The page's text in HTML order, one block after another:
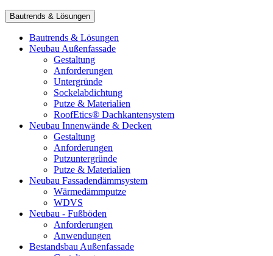
Bautrends & Lösungen
Bautrends & Lösungen
Neubau Außenfassade
Gestaltung
Anforderungen
Untergründe
Sockelabdichtung
Putze & Materialien
RoofEtics® Dachkantensystem
Neubau Innenwände & Decken
Gestaltung
Anforderungen
Putzuntergründe
Putze & Materialien
Neubau Fassadendämmsystem
Wärmedämmputze
WDVS
Neubau - Fußböden
Anforderungen
Anwendungen
Bestandsbau Außenfassade